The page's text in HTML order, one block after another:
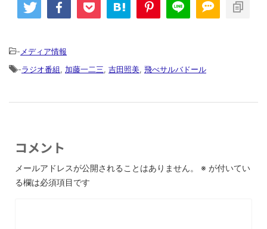
- メディア情報
-ラジオ番組, 加藤一二三, 吉田照美, 飛べサルバドール
コメント
メールアドレスが公開されることはありません。 ※ が付いてい
る欄は必須項目です